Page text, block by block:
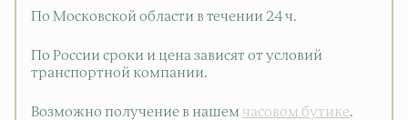
По Московской области в течении 24 ч.
По России сроки и цена зависят от условий
транспортной компании.
Возможно получение в нашем часовом бутике.